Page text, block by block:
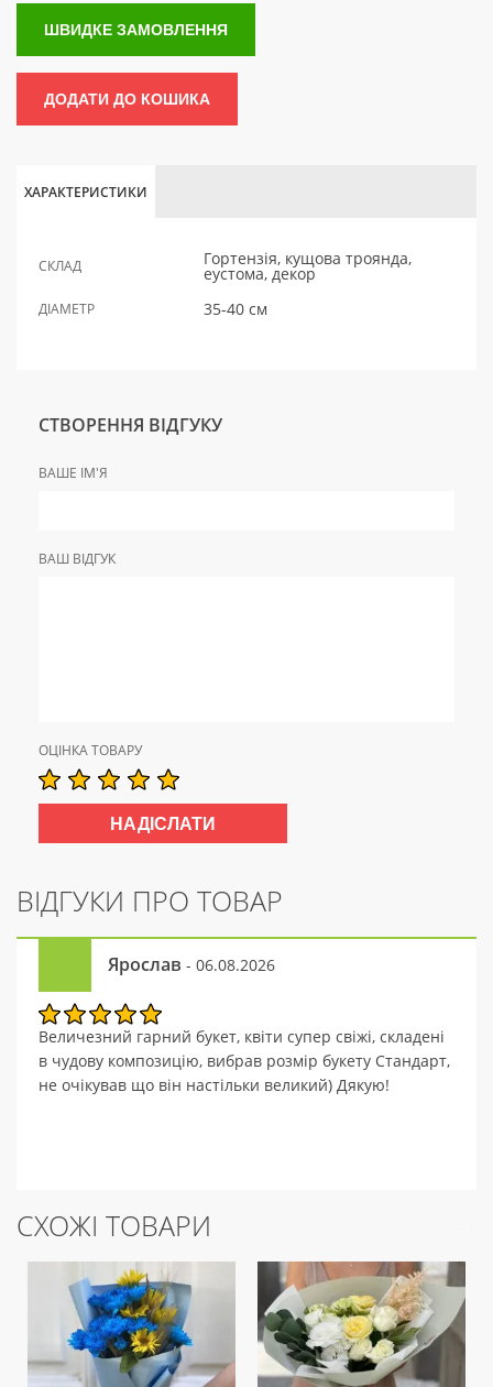
ШВИДКЕ ЗАМОВЛЕННЯ
ДОДАТИ ДО КОШИКА
ХАРАКТЕРИСТИКИ
СКЛАД Гортензія, кущова троянда,
еустома, декор
ДІАМЕТР 35-40 см
СТВОРЕННЯ ВІДГУКУ
ВАШЕ ІМ'Я
ВАШ ВІДГУК
ОЦІНКА ТОВАРУ
ВІДГУКИ ПРО ТОВАР
Ярослав - 06.08.2026
Величезний гарний букет, квіти супер свіжі, складені
в чудову композицію, вибрав розмір букету Стандарт,
не очікував що він настільки великий) Дякую!
СХОЖІ ТОВАРИ